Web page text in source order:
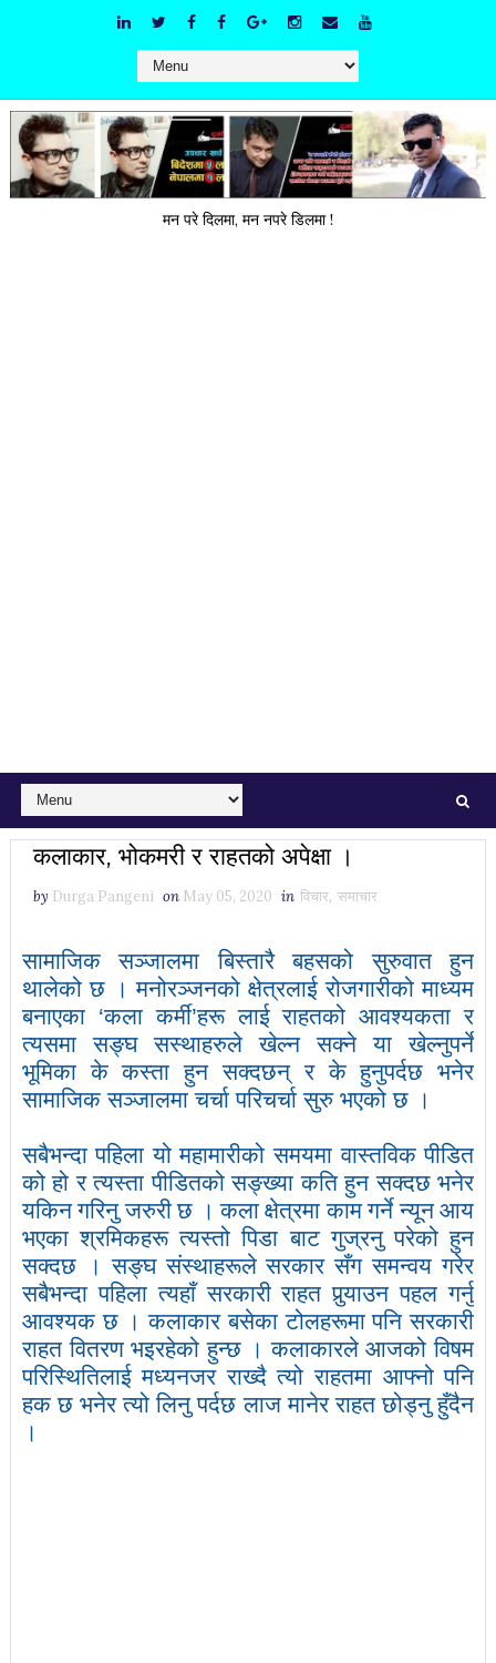
मन परे दिलमा, मन नपरे डिलमा !
कलाकार, भोकमरी र राहतको अपेक्षा ।
by Durga Pangeni on May 05, 2020 in विचार, समाचार
सामाजिक सञ्जालमा बिस्तारै बहसको सुरुवात हुन
थालेको छ । मनोरञ्जनको क्षेत्रलाई रोजगारीको माध्यम
बनाएका ‘कला कर्मी’हरू लाई राहतको आवश्यकता र
त्यसमा सङ्घ सस्थाहरुले खेल्न सक्ने या खेल्नुपर्ने
भूमिका के कस्ता हुन सक्दछन् र के हुनुपर्दछ भनेर
सामाजिक सञ्जालमा चर्चा परिचर्चा सुरु भएको छ ।
सबैभन्दा पहिला यो महामारीको समयमा वास्तविक पीडित
को हो र त्यस्ता पीडितको सङ्ख्या कति हुन सक्दछ भनेर
यकिन गरिनु जरुरी छ । कला क्षेत्रमा काम गर्ने न्यून आय
भएका श्रमिकहरू त्यस्तो पिडा बाट गुज्रनु परेको हुन
सक्दछ । सङ्घ संस्थाहरूले सरकार सँग समन्वय गरेर
सबैभन्दा पहिला त्यहाँ सरकारी राहत पुर्‍याउन पहल गर्नु
आवश्यक छ । कलाकार बसेका टोलहरूमा पनि सरकारी
राहत वितरण भइरहेको हुन्छ । कलाकारले आजको विषम
परिस्थितिलाई मध्यनजर राख्दै त्यो राहतमा आफ्नो पनि
हक छ भनेर त्यो लिनु पर्दछ लाज मानेर राहत छोड्नु हुँदैन
।